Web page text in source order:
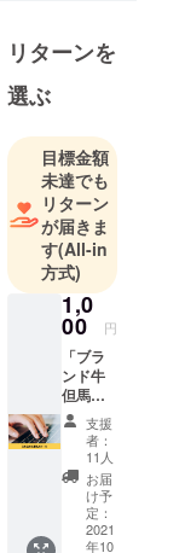
多くの方に
リーズナブ
ルにお届け
ための方法
がイベント
会場に出向
き、但馬牛
料理人 石
原料理長の
『但馬牛
キッチン
カー』で提
供したいと
考えていま
す。ストレ
スのないと
ても健康な
牛の但馬玄
は旨いだけ
リターンを
選ぶ
目標金額
未達でも
リターン
が届きま
す(All-in
方式)
1,0
00 円
「ブラ
ンド牛
但馬玄
とハチ
北自慢
の地元
食材を
味わえ
る、
キッチ
支援
者：
11人
お届
け予
定：
2021
年10